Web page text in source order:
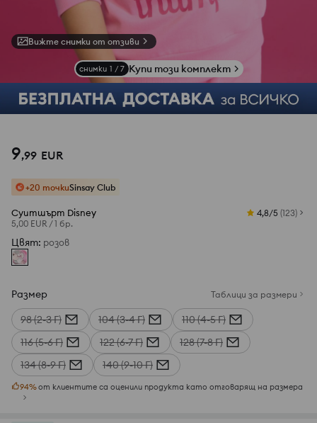
Вижте снимки от отзиви
снимки 1 / 7 Купи този комплект
9,99 EUR
+20 точкиSinsay Club
Суитшърт Disney
5,00 EUR /1 бр.
4,8/5 (123)
Цвят: розов
Размер Таблици за размери
98 (2-3 Г) 104 (3-4 Г)
110 (4-5 Г)
116 (5-6 Г)
122 (6-7 Г)
128 (7-8 Г)
134 (8-9 Г)
140 (9-10 Г)
94%от клиентите са оценили продукта като отговарящ на размера